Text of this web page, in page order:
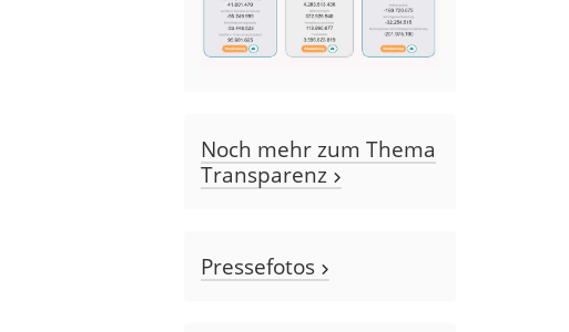
Noch mehr zum Thema
Transparenz
Pressefotos